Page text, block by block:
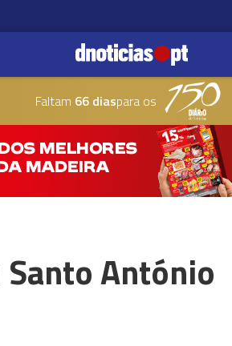
Faltam 66 diaspara os
António